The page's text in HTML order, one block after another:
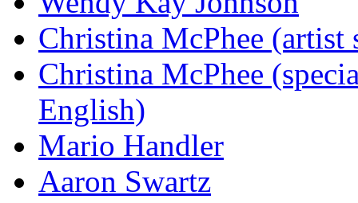
Christina McPhee (artist
Christina McPhee
English)
Mario Handler
Aaron Swartz